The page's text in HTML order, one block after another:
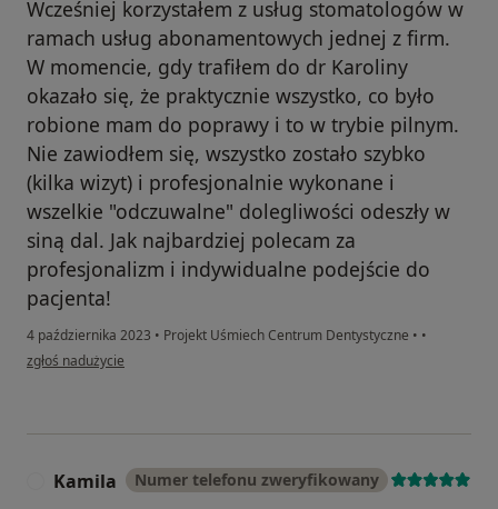
Wcześniej korzystałem z usług stomatologów w
ramach usług abonamentowych jednej z firm.
W momencie, gdy trafiłem do dr Karoliny
okazało się, że praktycznie wszystko, co było
robione mam do poprawy i to w trybie pilnym.
Nie zawiodłem się, wszystko zostało szybko
(kilka wizyt) i profesjonalnie wykonane i
wszelkie "odczuwalne" dolegliwości odeszły w
siną dal. Jak najbardziej polecam za
profesjonalizm i indywidualne podejście do
pacjenta!
4 października 2023 • Projekt Uśmiech Centrum Dentystyczne • •
w opinii użytkownika Piotr
zgłoś nadużycie
Kamila Numer telefonu zweryfikowany